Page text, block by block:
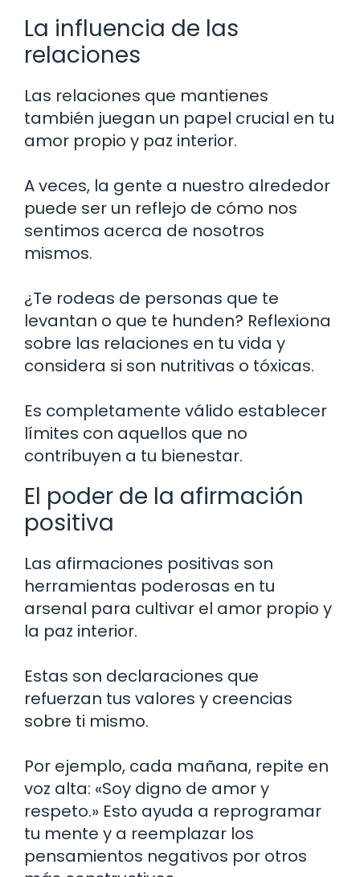
La influencia de las
relaciones
Las relaciones que mantienes
también juegan un papel crucial en tu
amor propio y paz interior.
A veces, la gente a nuestro alrededor
puede ser un reflejo de cómo nos
sentimos acerca de nosotros
mismos.
¿Te rodeas de personas que te
levantan o que te hunden? Reflexiona
sobre las relaciones en tu vida y
considera si son nutritivas o tóxicas.
Es completamente válido establecer
límites con aquellos que no
contribuyen a tu bienestar.
El poder de la afirmación
positiva
Las afirmaciones positivas son
herramientas poderosas en tu
arsenal para cultivar el amor propio y
la paz interior.
Estas son declaraciones que
refuerzan tus valores y creencias
sobre ti mismo.
Por ejemplo, cada mañana, repite en
voz alta: «Soy digno de amor y
respeto.» Esto ayuda a reprogramar
tu mente y a reemplazar los
pensamientos negativos por otros